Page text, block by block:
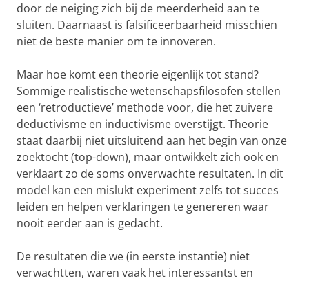
door de neiging zich bij de meerderheid aan te
sluiten. Daarnaast is falsificeerbaarheid misschien
niet de beste manier om te innoveren.
Maar hoe komt een theorie eigenlijk tot stand?
Sommige realistische wetenschapsfilosofen stellen
een ‘retroductieve’ methode voor, die het zuivere
deductivisme en inductivisme overstijgt. Theorie
staat daarbij niet uitsluitend aan het begin van onze
zoektocht (top-down), maar ontwikkelt zich ook en
verklaart zo de soms onverwachte resultaten. In dit
model kan een mislukt experiment zelfs tot succes
leiden en helpen verklaringen te genereren waar
nooit eerder aan is gedacht.
De resultaten die we (in eerste instantie) niet
verwachtten, waren vaak het interessantst en